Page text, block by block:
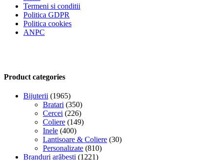
Termeni si conditii
Politica GDPR
Politica cookies
ANPC
Product categories
Bijuterii (1965)
Bratari (350)
Cercei (226)
Coliere (149)
Inele (400)
Lantisoare & Coliere (30)
Personalizate (810)
Branduri arăbești (1221)